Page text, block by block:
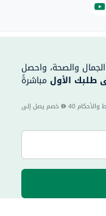
والصحة، واحصل